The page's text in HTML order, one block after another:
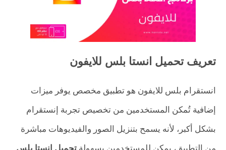
تعريف تحميل انستا بلس للايفون
انستقرام بلس للايفون هو تطبيق مخصص يوفر ميزات
إضافية تُمكن المستخدمين من تخصيص تجربة إنستقرام
بشكل أكبر، لأنه يسمح بتنزيل الصور والفيديوهات مباشرة